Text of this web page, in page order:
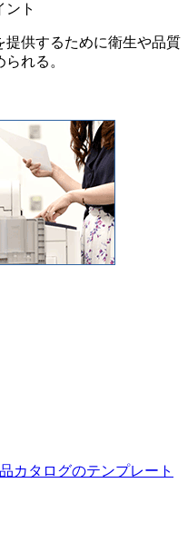
ント
供するために衛生や品質
れる。
カタログのテンプレート